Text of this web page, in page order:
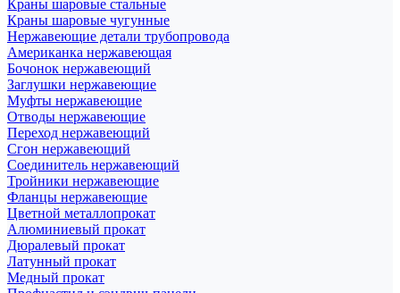
Краны шаровые стальные
Краны шаровые чугунные
Нержавеющие детали трубопровода
Американка нержавеющая
Бочонок нержавеющий
Заглушки нержавеющие
Муфты нержавеющие
Отводы нержавеющие
Переход нержавеющий
Сгон нержавеющий
Соединитель нержавеющий
Тройники нержавеющие
Фланцы нержавеющие
Цветной металлопрокат
Алюминиевый прокат
Дюралевый прокат
Латунный прокат
Медный прокат